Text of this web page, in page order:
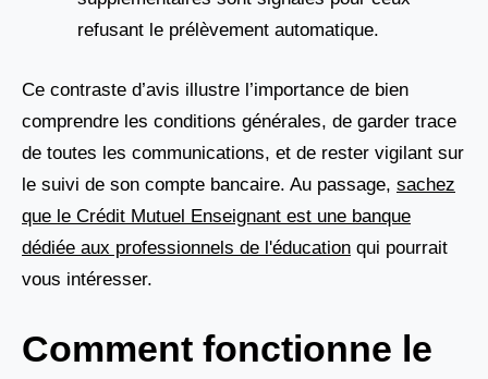
refusant le prélèvement automatique.
Ce contraste d’avis illustre l’importance de bien
comprendre les conditions générales, de garder trace
de toutes les communications, et de rester vigilant sur
le suivi de son compte bancaire. Au passage, sachez
que le Crédit Mutuel Enseignant est une banque
dédiée aux professionnels de l'éducation qui pourrait
vous intéresser.
Comment fonctionne le